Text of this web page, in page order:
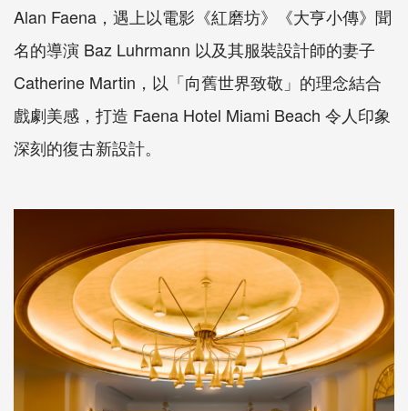
Alan Faena，遇上以電影《紅磨坊》《大亨小傳》聞
名的導演 Baz Luhrmann 以及其服裝設計師的妻子
Catherine Martin，以「向舊世界致敬」的理念結合
戲劇美感，打造 Faena Hotel Miami Beach 令人印象
深刻的復古新設計。